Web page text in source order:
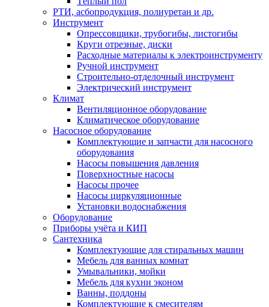
РТИ, асбопродукция, полиуретан и др.
Инструмент
Опрессовщики, трубогибы, листогибы
Круги отрезные, диски
Расходные материалы к электроинструменту
Ручной инструмент
Строительно-отделочный инструмент
Электрический инструмент
Климат
Вентиляционное оборудование
Климатическое оборудование
Насосное оборудование
Комплектующие и запчасти для насосного
оборудования
Насосы повышения давления
Поверхностные насосы
Насосы прочее
Насосы циркуляционные
Установки водоснабжения
Оборудование
Приборы учёта и КИП
Сантехника
Комплектующие для стиральных машин
Мебель для ванных комнат
Умывальники, мойки
Мебель для кухни эконом
Ванны, поддоны
Комплектующие к смесителям